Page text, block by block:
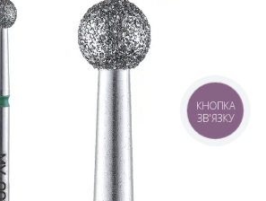
КНОПКА
ЗВ'ЯЗКУ